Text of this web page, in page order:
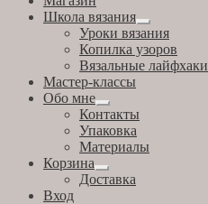
Школа вязания
Развернутое
вложенное
меню
Уроки вязания
Копилка узоров
Вязальные лайфхаки
Мастер-классы
Обо мне
Развернутое
вложенное
меню
Контакты
Упаковка
Материалы
Корзина
Развернутое
вложенное
Доставка
Вход